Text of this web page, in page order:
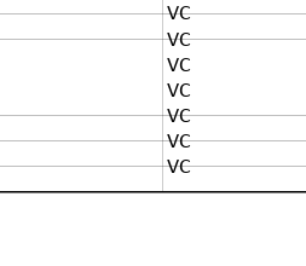
VC
VC
VC
VC
VC
VC
VC